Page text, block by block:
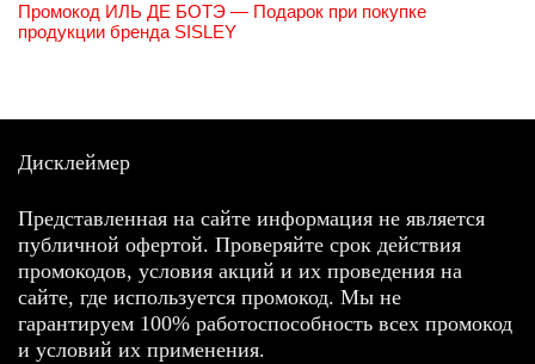
Промокод ИЛЬ ДЕ БОТЭ — Подарок при покупке
продукции бренда SISLEY
Дисклеймер
Представленная на сайте информация не является
публичной офертой. Проверяйте срок действия
промокодов, условия акций и их проведения на
сайте, где используется промокод. Мы не
гарантируем 100% работоспособность всех промокод
и условий их применения.